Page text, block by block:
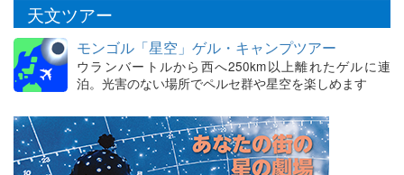
天文ツアー
モンゴル「星空」ゲル・キャンプツアー
ウランバートルから西へ250km以上離れたゲルに連
泊。光害のない場所でペルセ群や星空を楽しめます